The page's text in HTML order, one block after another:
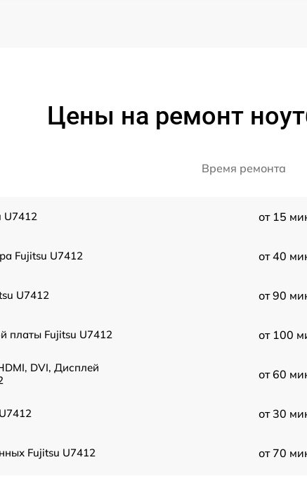
Цены на ремонт
Время ремонта
U7412 от 15
Fujitsu U7412 от 40
U7412 от 90
платы Fujitsu U7412 от 100
DVI, Дисплей
от 60
от 30
Fujitsu U7412 от 70